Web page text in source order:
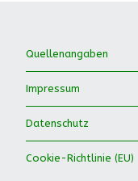
Quellenangaben
Impressum
Datenschutz
Cookie-Richtlinie (EU)